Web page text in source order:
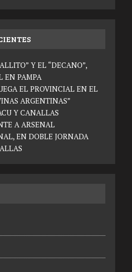
Y EL “DECANO”,
EN PAMPA
EL PROVINCIAL EN EL
ARGENTINAS”
Y CANALLAS
A ARSENAL
EN DOBLE JORNADA